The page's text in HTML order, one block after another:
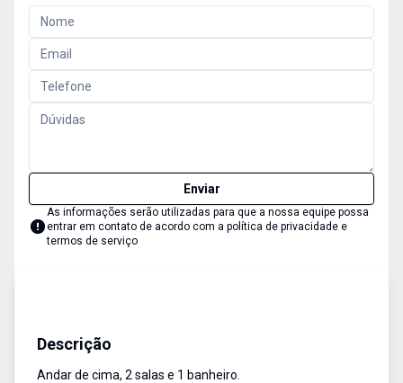
Enviar
As informações serão utilizadas para que a nossa equipe possa
entrar em contato de acordo com a política de privacidade e
termos de serviço
Descrição
Andar de cima, 2 salas e 1 banheiro.